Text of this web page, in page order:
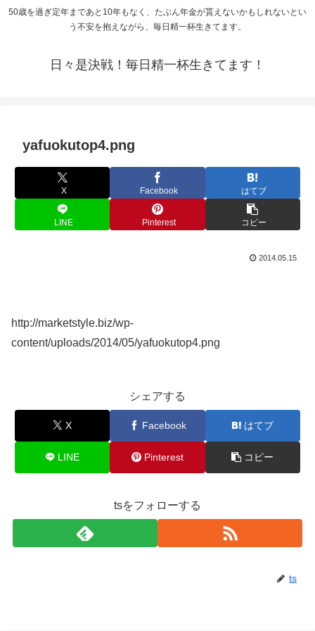
50歳を過ぎ定年まであと10年もなく、たぶん年金が貰えないかもしれないとい
う不安を抱えながら、毎日精一杯生きてます。
日々是決戦！毎日精一杯生きてます！
yafuokutop4.png
X Facebook はてブ
LINE Pinterest コピー
2014.05.15
http://marketstyle.biz/wp-
content/uploads/2014/05/yafuokutop4.png
シェアする
X Facebook はてブ
LINE Pinterest コピー
tsをフォローする
ts